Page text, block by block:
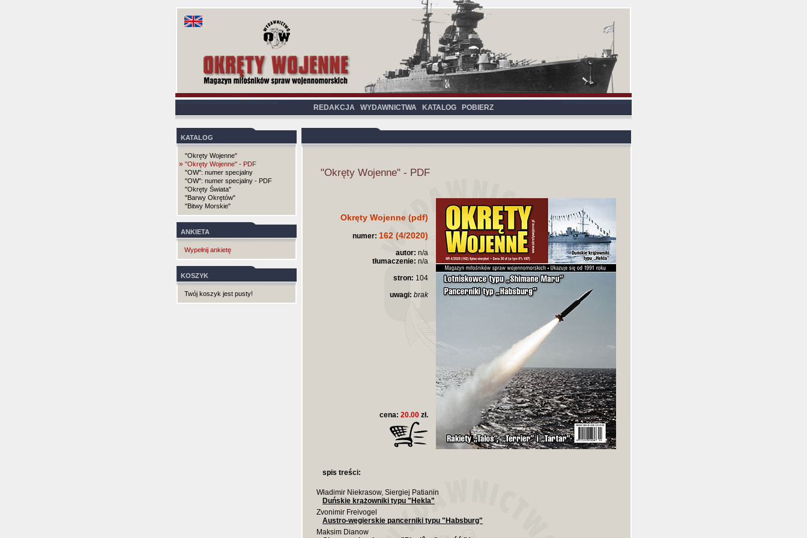
REDAKCJA WYDAWNICTWA KATALOG POBIERZ
KATALOG
"Okręty Wojenne"
» "Okręty Wojenne" - PDF
"OW": numer specjalny
"OW": numer specjalny - PDF
"Okręty Świata"
"Barwy Okrętów"
"Bitwy Morskie"
ANKIETA
Wypełnij ankietę
KOSZYK
Twój koszyk jest pusty!
"Okręty Wojenne" - PDF
Okręty Wojenne (pdf)
numer: 162 (4/2020)
autor: n/a
tłumaczenie: n/a
stron: 104
uwagi: brak
cena: 20.00 zł.
spis treści:
Władimir Niekrasow, Siergiej Patianin
Duńskie krążowniki typu "Hekla"
Zvonimir Freivogel
Austro-węgierskie pancerniki typu "Habsburg"
Maksim Dianow